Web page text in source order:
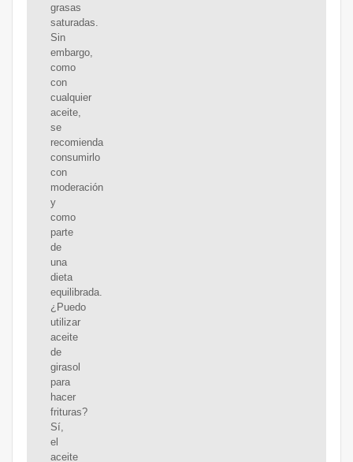
grasas
saturadas.
Sin
embargo,
como
con
cualquier
aceite,
se
recomienda
consumirlo
con
moderación
y
como
parte
de
una
dieta
equilibrada.
¿Puedo
utilizar
aceite
de
girasol
para
hacer
frituras?
Sí,
el
aceite